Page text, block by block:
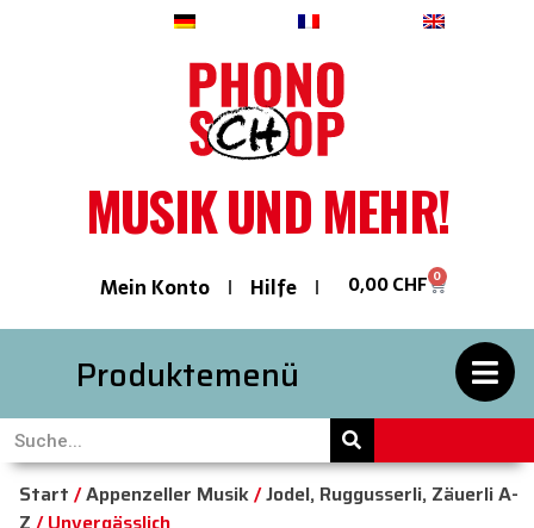
MUSIK UND MEHR!
Mein Konto Hilfe 0,00CHF 0
Produktemenü
Start /Appenzeller Musik/Jodel, Ruggusserli, Zäuerli A-